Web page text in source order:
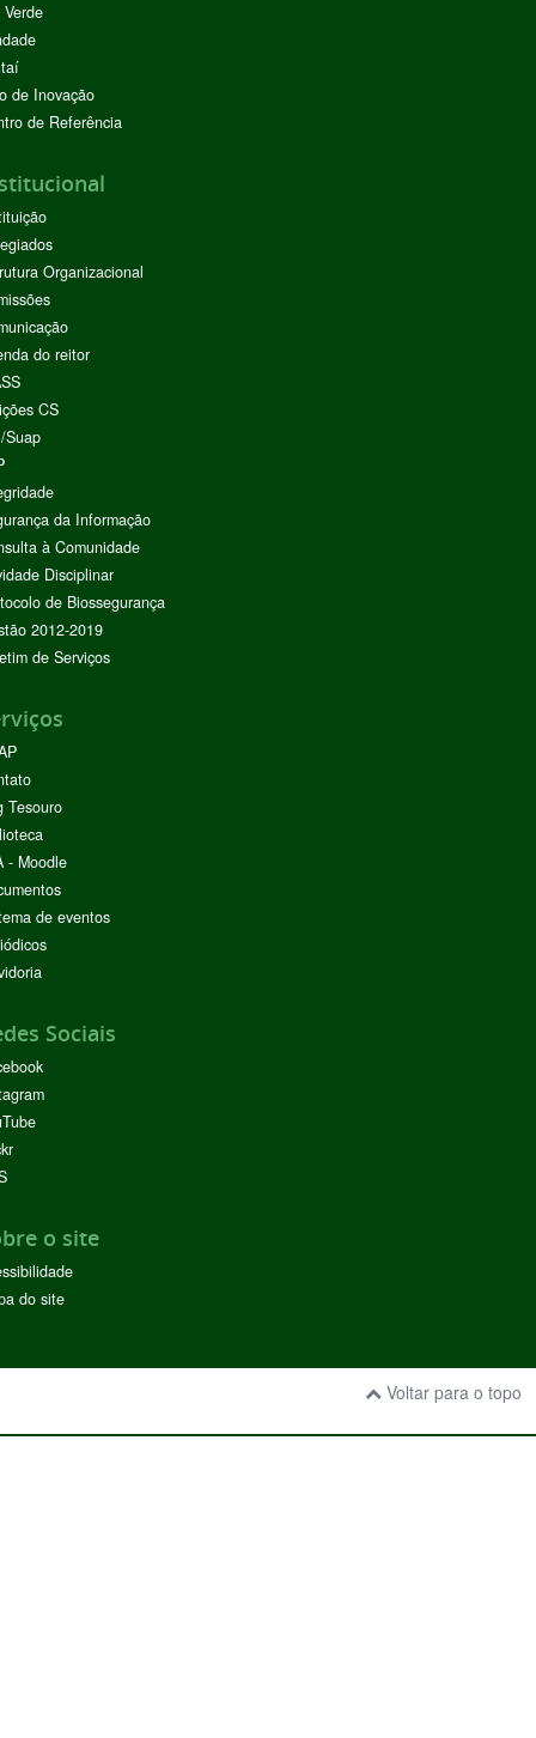
de Inovação
de Referência
Organizacional
do reitor
CS
Suap
da Informação
à Comunidade
Disciplinar
de Biossegurança
2012-2019
de Serviços
Tesouro
- Moodle
de eventos
Sociais
o site
do site
Voltar para o topo